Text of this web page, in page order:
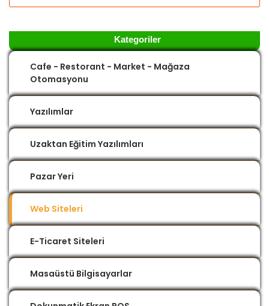
Kategoriler
Cafe - Restorant - Market - Mağaza
Otomasyonu
Yazılımlar
Uzaktan Eğitim Yazılımları
Pazar Yeri
Web Siteleri
E-Ticaret Siteleri
Masaüstü Bilgisayarlar